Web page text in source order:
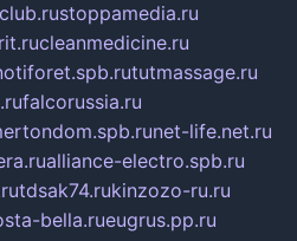
stoppamedia.ru
cleanmedicine.ru
tutmassage.ru
falcorussia.ru
net-life.net.ru
alliance-electro.spb.ru
tdsak74.rukinzozo-ru.ru
bella.rueugrus.pp.ru